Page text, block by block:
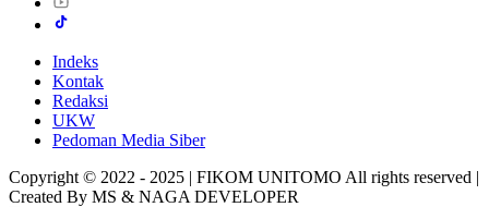
Indeks
Kontak
Redaksi
UKW
Pedoman Media Siber
Copyright © 2022 - 2025 | FIKOM UNITOMO All rights reserved |
Created By MS & NAGA DEVELOPER